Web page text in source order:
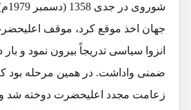
جهان اخذ موقع کرد، موقف
انزوا سیاسی تدریجاً بیرون نمود و بار
ضمنی واداشت. در همین مرحله بود
زعامت مجدد اعلیحضرت دوخته شد